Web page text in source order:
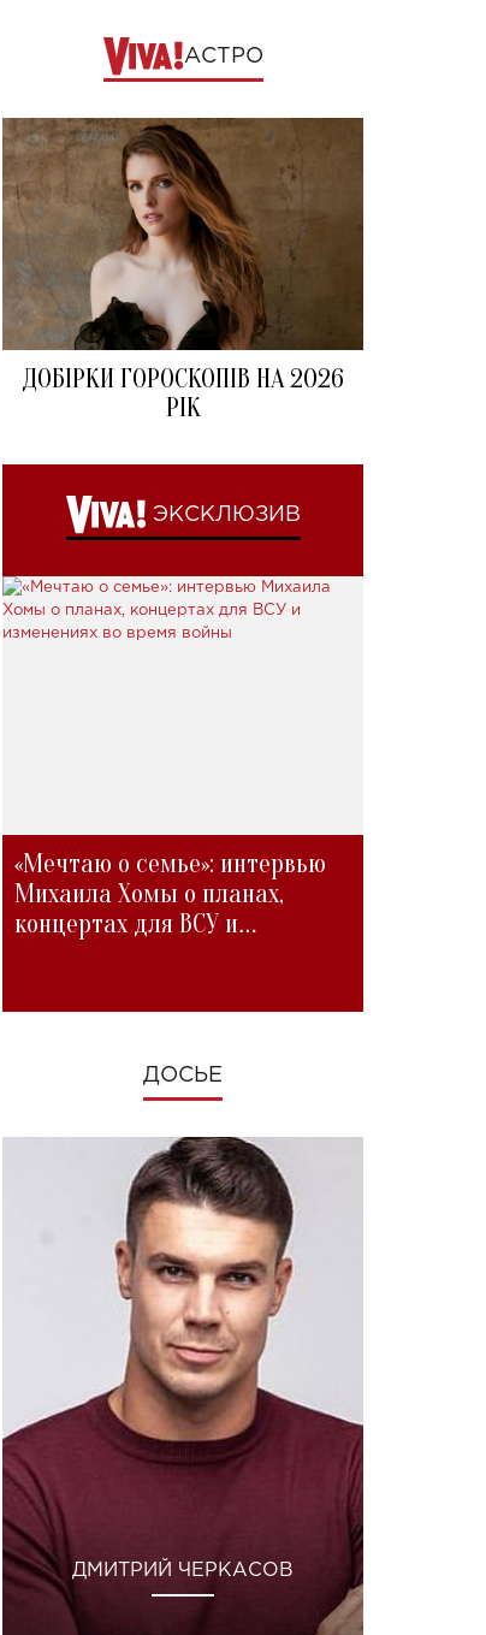
АСТРО
ДОБІРКИ ГОРОСКОПІВ НА 2026
РІК
ЭКСКЛЮЗИВ
«Мечтаю о семье»: интервью
Михаила Хомы о планах,
концертах для ВСУ и
ДОСЬЕ
ДМИТРИЙ ЧЕРКАСОВ